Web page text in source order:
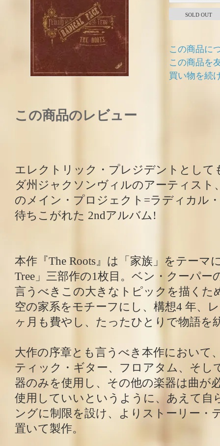
SOLD OUT
この商品に
この商品を
買い物を続
この商品のレビュー
エレクトリック・プレジデントとして
ダ州ジャクソンヴィルのアーティスト
のメイン・プロジェクト=ラディカル
待ちこがれた 2ndアルバム!
本作『The Roots』は「家族」をテーマ
Tree」三部作の1枚目。ベン・クーパ
言うべきこの大きなトピックを描くた
空の家系をモチーフにし、構想4 年、
ヶ月も費やし、たったひとりで物語を
大作の序章とも言うべき本作において
ティック・ギター、フロアタム、そし
器のみを使用し、その他の楽器は曲が
使用していいというように、あえて自
ングに制限を設け、よりストーリー・
置いて製作。